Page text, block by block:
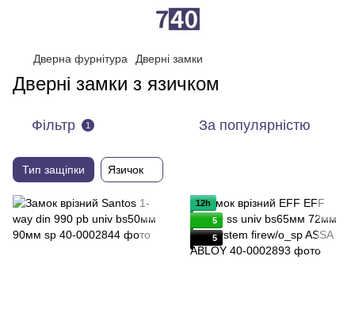
Дверна фурнітура Дверні замки
Дверні замки з язичком
Фільтр 1 За популярністю
Тип защіпки Язичок
12h
5
5